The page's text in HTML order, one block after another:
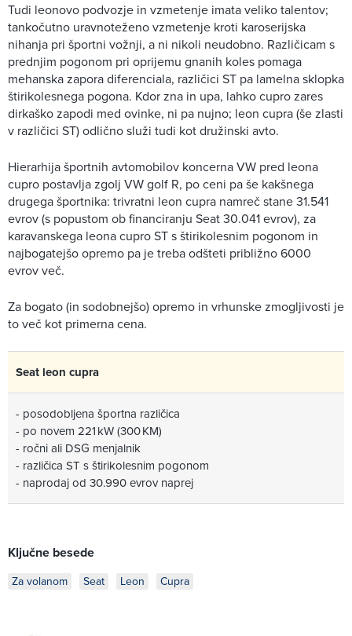
Tudi leonovo podvozje in vzmetenje imata veliko talentov;
tankočutno uravnoteženo vzmetenje kroti karoserijska
nihanja pri športni vožnji, a ni nikoli neudobno. Različicam s
prednjim pogonom pri oprijemu gnanih koles pomaga
mehanska zapora diferenciala, različici ST pa lamelna sklopka
štirikolesnega pogona. Kdor zna in upa, lahko cupro zares
dirkaško zapodi med ovinke, ni pa nujno; leon cupra (še zlasti
v različici ST) odlično služi tudi kot družinski avto.
Hierarhija športnih avtomobilov koncerna VW pred leona
cupro postavlja zgolj VW golf R, po ceni pa še kakšnega
drugega športnika: trivratni leon cupra namreč stane 31.541
evrov (s popustom ob financiranju Seat 30.041 evrov), za
karavanskega leona cupro ST s štirikolesnim pogonom in
najbogatejšo opremo pa je treba odšteti približno 6000
evrov več.
Za bogato (in sodobnejšo) opremo in vrhunske zmogljivosti je
to več kot primerna cena.
Seat leon cupra
- posodobljena športna različica
- po novem 221 kW (300 KM)
- ročni ali DSG menjalnik
- različica ST s štirikolesnim pogonom
- naprodaj od 30.990 evrov naprej
Ključne besede
Za volanom Seat Leon Cupra